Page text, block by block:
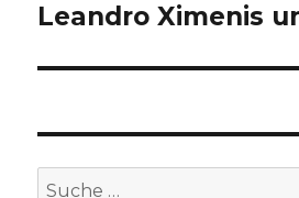
Beitrag:
Leandro Ximenis
Suche